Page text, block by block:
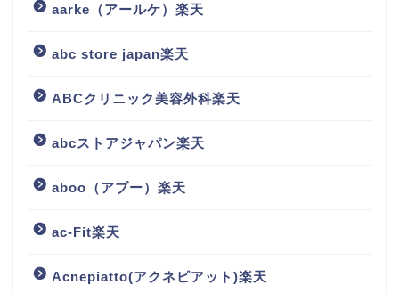
aarke（アールケ）楽天
abc store japan楽天
ABCクリニック美容外科楽天
abcストアジャパン楽天
aboo（アブー）楽天
ac-Fit楽天
Acnepiatto(アクネピアット)楽天